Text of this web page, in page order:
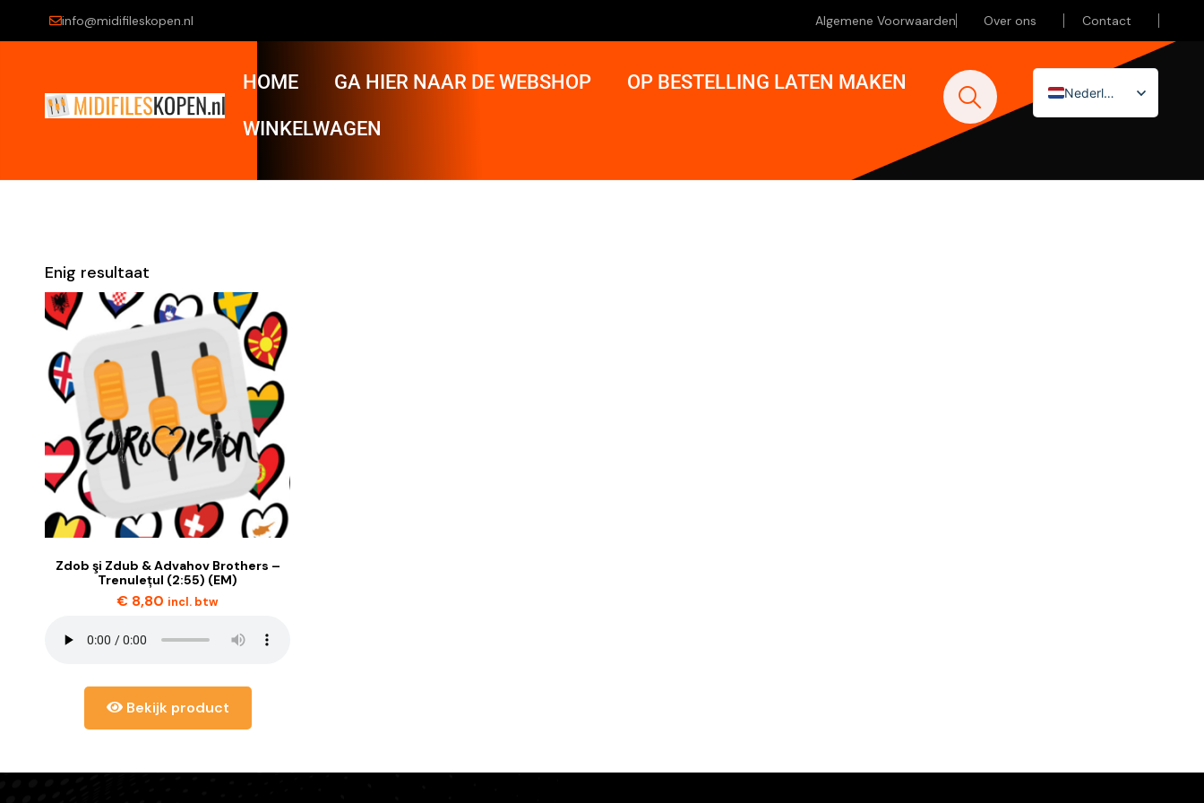
info@midifileskopen.nl Algemene Voorwaarden Over ons Contact
HOME GA HIER NAAR DE WEBSHOP OP BESTELLING LATEN MAKEN
WINKELWAGEN
Nederlands
English (UK)
Enig resultaat
Zdob şi Zdub & Advahov Brothers –
Trenulețul (2:55) (EM)
€ 8,80 incl. btw
Bekijk product